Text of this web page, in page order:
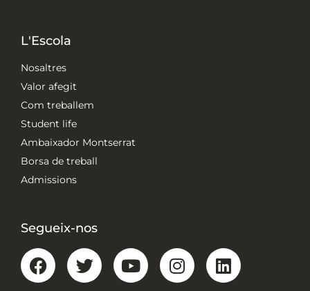
L'Escola
Nosaltres
Valor afegit
Com treballem
Student life
Ambaixador Montserrat
Borsa de treball
Admissions
Segueix-nos